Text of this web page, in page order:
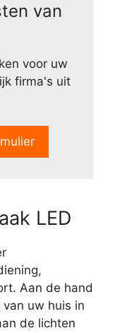
van
voor uw
firma's uit
LED
Aan de hand
uw huis in
de lichten